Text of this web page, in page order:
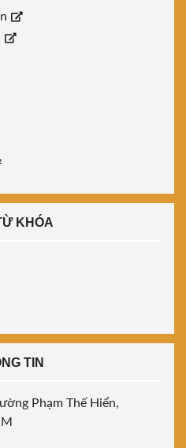
KHÓA
TIN
Phạm Thế Hiển,